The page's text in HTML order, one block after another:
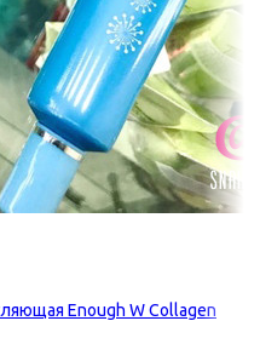
Enough W Collagen